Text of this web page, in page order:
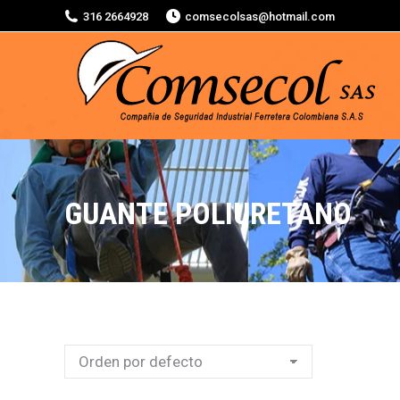
316 2664928 comsecolsas@hotmail.com
GUANTE POLIURETANO